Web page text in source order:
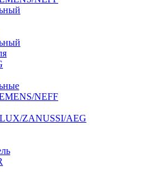
NEFF
ZANUSSI/AEG